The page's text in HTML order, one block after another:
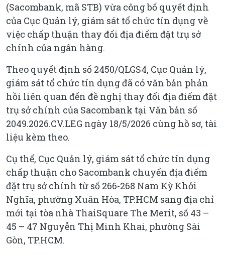
(Sacombank, mã STB) vừa công bố quyết định
của Cục Quản lý, giám sát tổ chức tín dụng về
việc chấp thuận thay đổi địa điểm đặt trụ sở
chính của ngân hàng.
Theo quyết định số 2450/QLGS4, Cục Quản lý,
giám sát tổ chức tín dụng đã có văn bản phản
hồi liên quan đến đề nghị thay đổi địa điểm đặt
trụ sở chính của Sacombank tại Văn bản số
2049.2026.CV.LEG ngày 18/5/2026 cùng hồ sơ, tài
liệu kèm theo.
Cụ thể, Cục Quản lý, giám sát tổ chức tín dụng
chấp thuận cho Sacombank chuyển địa điểm
đặt trụ sở chính từ số 266-268 Nam Kỳ Khởi
Nghĩa, phường Xuân Hòa, TP.HCM sang địa chỉ
mới tại tòa nhà ThaiSquare The Merit, số 43 –
45 – 47 Nguyễn Thị Minh Khai, phường Sài
Gòn, TP.HCM.